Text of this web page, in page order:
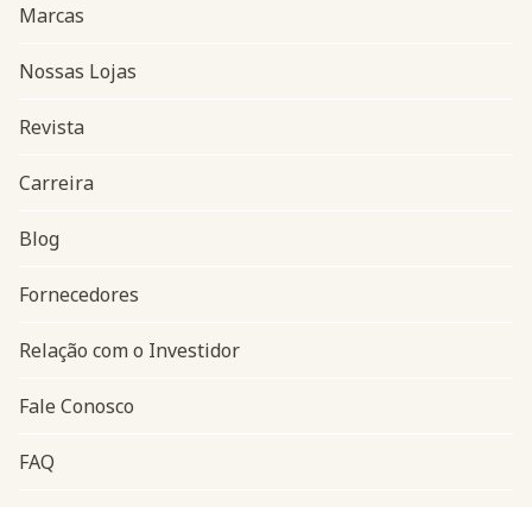
Navegação do rodapé
Marcas
Nossas Lojas
Revista
Carreira
Blog
Fornecedores
Relação com o Investidor
Fale Conosco
FAQ